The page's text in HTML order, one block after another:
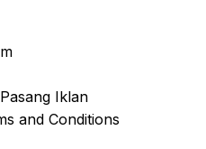
Pasang Iklan
and Conditions